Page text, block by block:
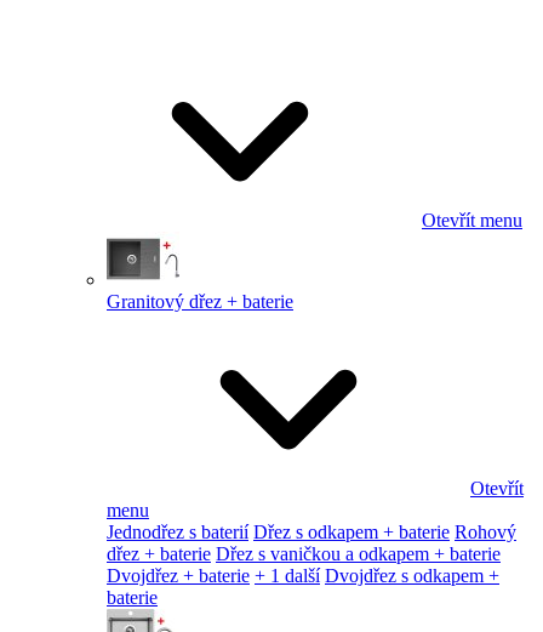
Otevřít menu
Granitový dřez + baterie
Otevřít
menu
Jednodřez s baterií Dřez s odkapem + baterie Rohový
dřez + baterie Dřez s vaničkou a odkapem + baterie
Dvojdřez + baterie + 1 další Dvojdřez s odkapem +
baterie